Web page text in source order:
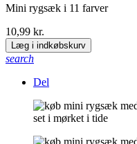
Mini rygsæk i 11 farver
10,99 kr.
Læg i indkøbskurv
search
Del